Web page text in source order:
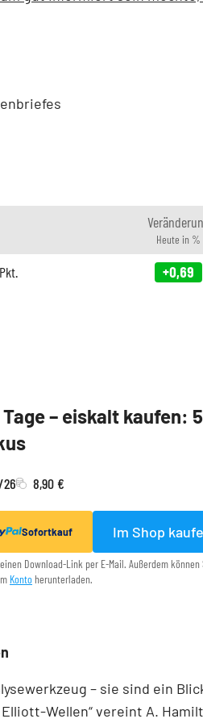
Heute in %
Pkt. +0,69
Tage – eiskalt kaufen:
8,90 €
Sofortkauf Im Shop
Download-Link per E-Mail. Außerdem
Konto herunterladen.
– sie sind ein
Wellen“ vereint A.